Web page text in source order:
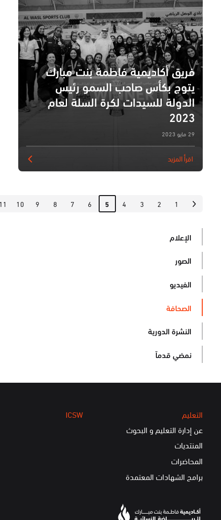
فريق أكاديمية فاطمة بنت مبارك
يتوج بكأس صاحب السمو رئيس
الدولة للسيدات لكرة السلة لعام
2023
29 مايو 2023
اقرأ المزيد
1
2
3
4
5
6
7
8
9
10
الإعلام
الصور
الفيديو
الصحافة
النشرة الدورية
نمضي قدماً
التعليم
عن إدارة التعليم و البحوث
المنتديات
المحاضرات
برامج الشهادات المعتمدة
ICSW